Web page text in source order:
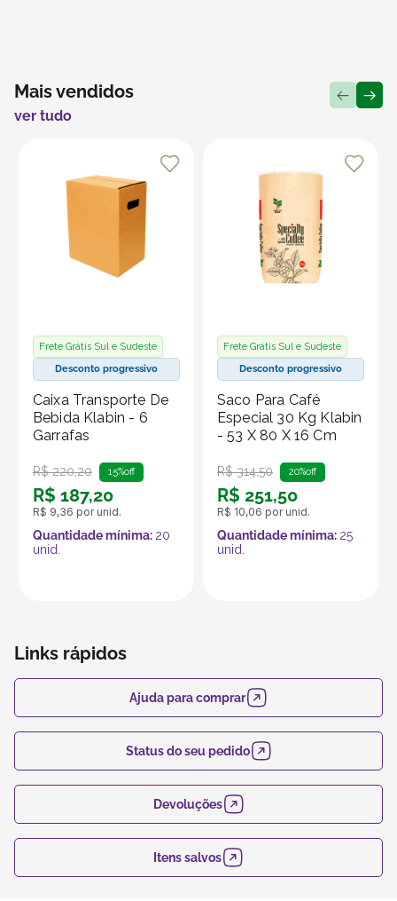
Atividades escolares
Oficinas de arte
Produto vendido por Seller :)
Um Seller Klabin é um parceiro que vende seus
produtos no marketplace Klabin ForYou, aproveitando o
alcance e os recursos da plataforma, que é
Frete Grátis Sul e Sudeste
Desconto progressivo
Caixa Transporte De
Bebida Klabin - 6
Garrafas
R$ 220,20 15%off
R$ 187,20
R$ 9,36 por unid.
Quantidade mínima: 20
unid.
Frete Grátis Sul e Sudeste
Desconto progressivo
Saco Para Café
Especial 30 Kg Klabin
- 53 X 80 X 16 Cm
R$ 314,50 20%off
R$ 251,50
R$ 10,06 por unid.
Quantidade mínima: 25
unid.
Mais vendidos
ver tudo
Links rápidos
Ajuda para comprar
Status do seu pedido
Devoluções
Itens salvos